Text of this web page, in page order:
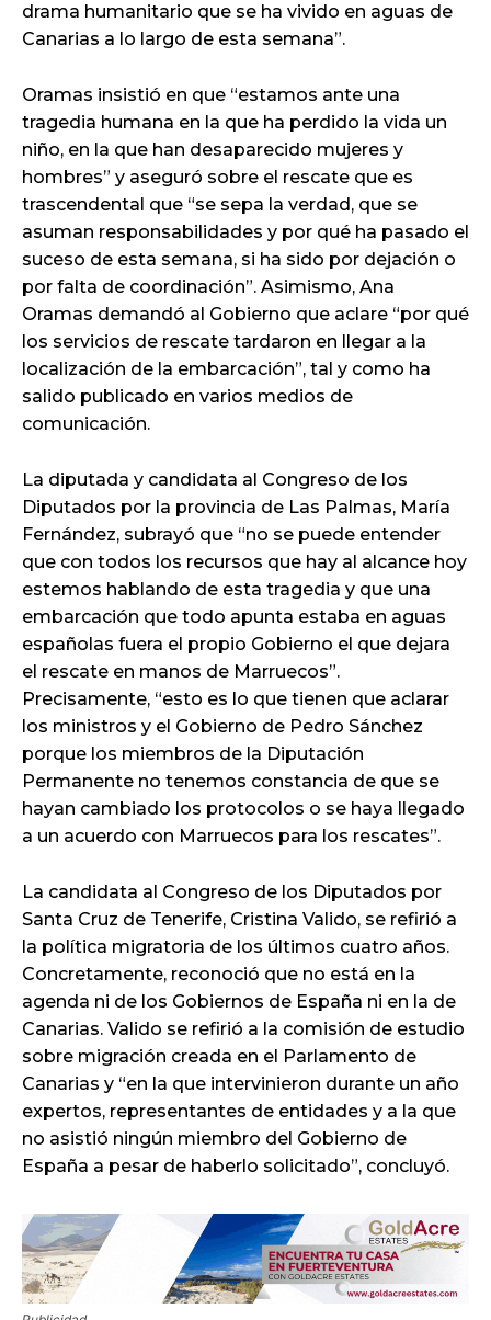
drama humanitario que se ha vivido en aguas de
Canarias a lo largo de esta semana”.
Oramas insistió en que “estamos ante una
tragedia humana en la que ha perdido la vida un
niño, en la que han desaparecido mujeres y
hombres” y aseguró sobre el rescate que es
trascendental que “se sepa la verdad, que se
asuman responsabilidades y por qué ha pasado el
suceso de esta semana, si ha sido por dejación o
por falta de coordinación”. Asimismo, Ana
Oramas demandó al Gobierno que aclare “por qué
los servicios de rescate tardaron en llegar a la
localización de la embarcación”, tal y como ha
salido publicado en varios medios de
comunicación.
La diputada y candidata al Congreso de los
Diputados por la provincia de Las Palmas, María
Fernández, subrayó que “no se puede entender
que con todos los recursos que hay al alcance hoy
estemos hablando de esta tragedia y que una
embarcación que todo apunta estaba en aguas
españolas fuera el propio Gobierno el que dejara
el rescate en manos de Marruecos”.
Precisamente, “esto es lo que tienen que aclarar
los ministros y el Gobierno de Pedro Sánchez
porque los miembros de la Diputación
Permanente no tenemos constancia de que se
hayan cambiado los protocolos o se haya llegado
a un acuerdo con Marruecos para los rescates”.
La candidata al Congreso de los Diputados por
Santa Cruz de Tenerife, Cristina Valido, se refirió a
la política migratoria de los últimos cuatro años.
Concretamente, reconoció que no está en la
agenda ni de los Gobiernos de España ni en la de
Canarias. Valido se refirió a la comisión de estudio
sobre migración creada en el Parlamento de
Canarias y “en la que intervinieron durante un año
expertos, representantes de entidades y a la que
no asistió ningún miembro del Gobierno de
España a pesar de haberlo solicitado”, concluyó.